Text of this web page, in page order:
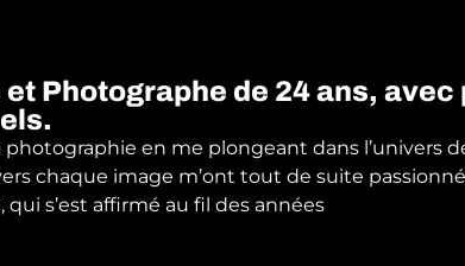
Photographe de 24 ans, avec
photographie en me plongeant dans l’univers
chaque image m’ont tout de suite
s’est affirmé au fil des années